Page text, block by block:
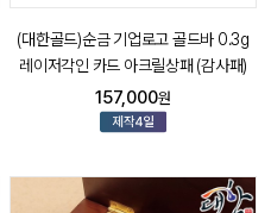
(대한골드)순금 기업로고 골드바 0.3g
레이저각인 카드 아크릴상패 (감사패)
157,000원